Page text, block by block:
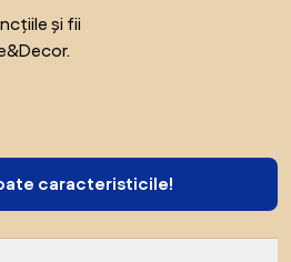
și fii
caracteristicile!